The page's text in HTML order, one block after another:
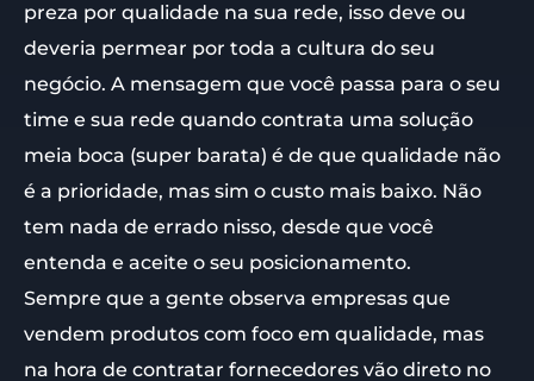
preza por qualidade na sua rede, isso deve ou
deveria permear por toda a cultura do seu
negócio. A mensagem que você passa para o seu
time e sua rede quando contrata uma solução
meia boca (super barata) é de que qualidade não
é a prioridade, mas sim o custo mais baixo. Não
tem nada de errado nisso, desde que você
entenda e aceite o seu posicionamento.
Sempre que a gente observa empresas que
vendem produtos com foco em qualidade, mas
na hora de contratar fornecedores vão direto no